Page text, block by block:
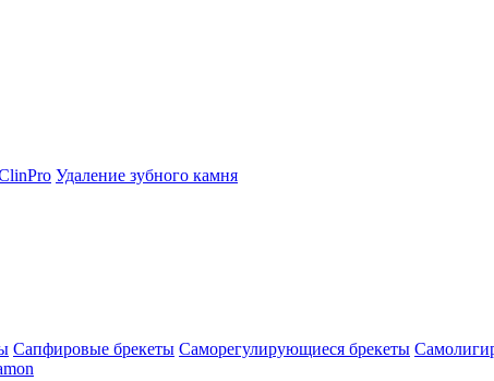
Удаление зубного камня
Сапфировые брекеты Саморегулирующиеся брекеты